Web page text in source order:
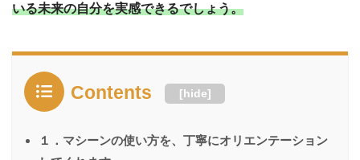
いる未来の自分を実感できるでしょう。
Contents [hide]
１．マシーンの使い方を、丁寧にオリエンテーション